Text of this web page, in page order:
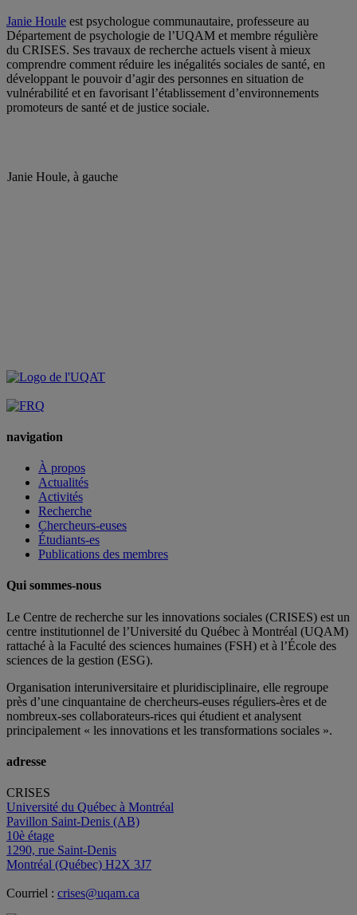
Janie Houle est psychologue communautaire, professeure au
Département de psychologie de l’UQAM et membre régulière
du CRISES. Ses travaux de recherche actuels visent à mieux
comprendre comment réduire les inégalités sociales de santé, en
développant le pouvoir d’agir des personnes en situation de
vulnérabilité et en favorisant l’établissement d’environnements
promoteurs de santé et de justice sociale.
Janie Houle, à gauche
navigation
À propos
Actualités
Activités
Recherche
Chercheurs-euses
Étudiants-es
Publications des membres
Qui sommes-nous
Le Centre de recherche sur les innovations sociales (CRISES) est un
centre institutionnel de l’Université du Québec à Montréal (UQAM)
rattaché à la Faculté des sciences humaines (FSH) et à l’École des
sciences de la gestion (ESG).
Organisation interuniversitaire et pluridisciplinaire, elle regroupe
près d’une cinquantaine de chercheurs-euses réguliers-ères et de
nombreux-ses collaborateurs-rices qui étudient et analysent
principalement « les innovations et les transformations sociales ».
adresse
CRISES
Université du Québec à Montréal
Pavillon Saint-Denis (AB)
10è étage
1290, rue Saint-Denis
Montréal (Québec) H2X 3J7
Courriel : crises@uqam.ca